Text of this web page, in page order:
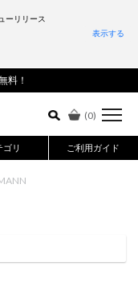
料！
(0)
ゴリ ご利用ガイド
詳細検索はこちら
ーリリース
表示する